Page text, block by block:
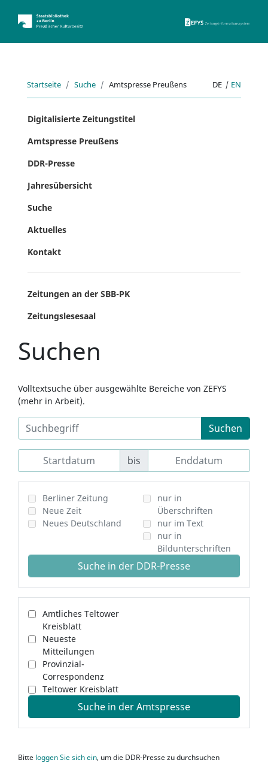
Startseite Suche Amtspresse Preußens DE | EN
Digitalisierte Zeitungstitel
Amtspresse Preußens
DDR-Presse
Jahresübersicht
Suche
Aktuelles
Kontakt
Zeitungen an der SBB-PK
Zeitungslesesaal
Suchen
Volltextsuche über ausgewählte Bereiche von ZEFYS
(mehr in Arbeit).
Suchen
bis
Berliner Zeitung
Neue Zeit
Neues Deutschland
nur in
Überschriften
nur im Text
nur in
Bildunterschriften
Suche in der DDR-Presse
Amtliches Teltower
Kreisblatt
Neueste
Mitteilungen
Provinzial-
Correspondenz
Teltower Kreisblatt
Suche in der Amtspresse
Bitte loggen Sie sich ein, um die DDR-Presse zu durchsuchen